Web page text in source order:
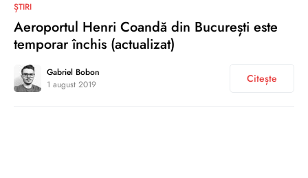
ȘTIRI
Aeroportul Henri Coandă din București este
temporar închis (actualizat)
Gabriel Bobon
1 august 2019
Citește